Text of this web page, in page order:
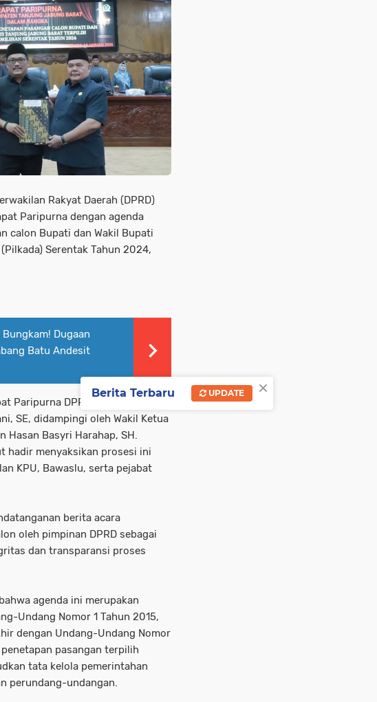
Rakyat Daerah (DPRD)
Paripurna dengan agenda
calon Bupati dan Wakil Bupati
Serentak Tahun 2024,
Bungkam! Dugaan
Batu Andesit
Paripurna DPRD ini dipimpin
SE, didampingi oleh Wakil Ketua
Hasan Basyri Harahap, SH.
hadir menyaksikan prosesi ini
KPU, Bawaslu, serta pejabat
berita acara
oleh pimpinan DPRD sebagai
dan transparansi proses
agenda ini merupakan
Undang Nomor 1 Tahun 2015,
dengan Undang-Undang Nomor
pasangan terpilih
tata kelola pemerintahan
perundang-undangan.
×
Berita Terbaru UPDATE